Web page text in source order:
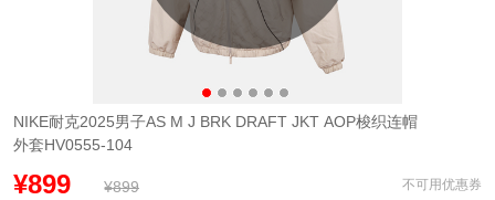
NIKE耐克2025男子AS M J BRK DRAFT JKT AOP梭织连帽
外套HV0555-104
¥899 ¥899 不可用优惠券